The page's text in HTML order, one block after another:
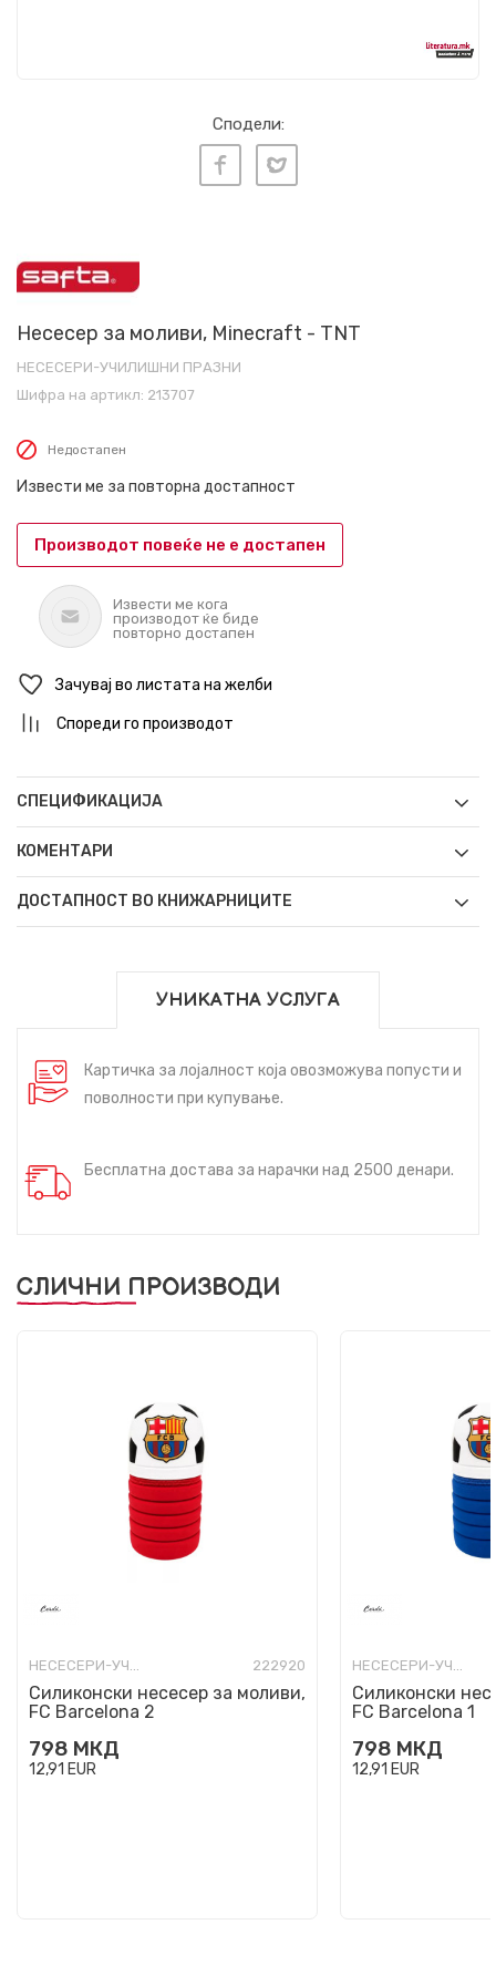
Сподели:
Несесер за моливи, Minecraft - TNT
НЕСЕСЕРИ-УЧИЛИШНИ ПРАЗНИ
Шифра на артикл: 213707
Недостапен
Извести ме за повторна достапност
Производот повеќе не е достапен
Извести ме кога
производот ќе биде
повторно достапен
Зачувај во листата на желби
Спореди го производот
СПЕЦИФИКАЦИЈА
КОМЕНТАРИ
ДОСТАПНОСТ ВО КНИЖАРНИЦИТЕ
УНИКАТНА УСЛУГА
Картичка за лојалност која овозможува попусти и
поволности при купување.
Бесплатна достава за нарачки над 2500 денари.
СЛИЧНИ ПРОИЗВОДИ
НЕСЕСЕРИ-УЧИЛИШНИ ПРАЗНИ 222920
Силиконски несесер за моливи,
FC Barcelona 2
798 МКД
12,91 EUR
НЕСЕСЕРИ-УЧИЛИШНИ ПРАЗНИ
Силиконски
FC Barcelona 1
798 МКД
12,91 EUR